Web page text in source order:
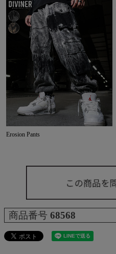
Erosion Pants
商品番号 68568